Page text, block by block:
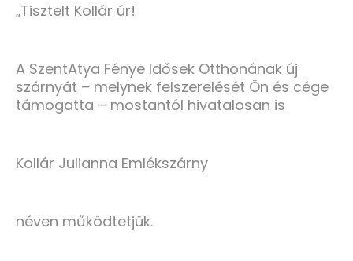
„Tisztelt Kollár úr!
A SzentAtya Fénye Idősek Otthonának új
szárnyát – melynek felszerelését Ön és cége
támogatta – mostantól hivatalosan is
Kollár Julianna Emlékszárny
néven működtetjük.